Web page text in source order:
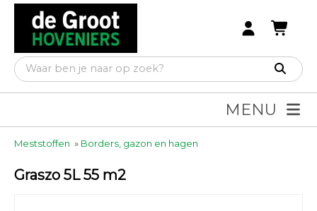
MENU
Meststoffen » Borders, gazon en hagen
Graszo 5L 55 m2